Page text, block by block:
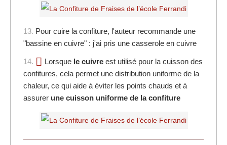
13. Pour cuire la confiture, l'auteur recommande une
"bassine en cuivre" : j'ai pris une casserole en cuivre
14. Lorsque le cuivre est utilisé pour la cuisson des
confitures, cela permet une distribution uniforme de la
chaleur, ce qui aide à éviter les points chauds et à
assurer une cuisson uniforme de la confiture